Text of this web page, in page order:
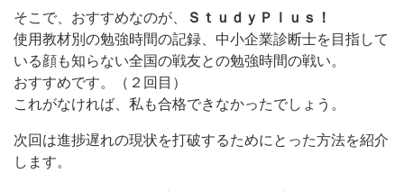
そこで、おすすめなのが、
ＳｔｕｄｙＰｌｕｓ！
使用教材別の勉強時間の記録、中小企業診断士を目指して
いる顔も知らない全国の戦友との勉強時間の戦い。
おすすめです。（２回目）
これがなければ、私も合格できなかったでしょう。
次回は進捗遅れの現状を打破するためにとった方法を紹介
します。